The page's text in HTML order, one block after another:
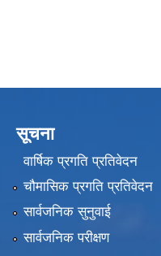
सूचना
वार्षिक प्रगति प्रतिवेदन
चौमासिक प्रगति प्रतिवेदन
सार्वजनिक सुनुवाई
सार्वजनिक परीक्षण